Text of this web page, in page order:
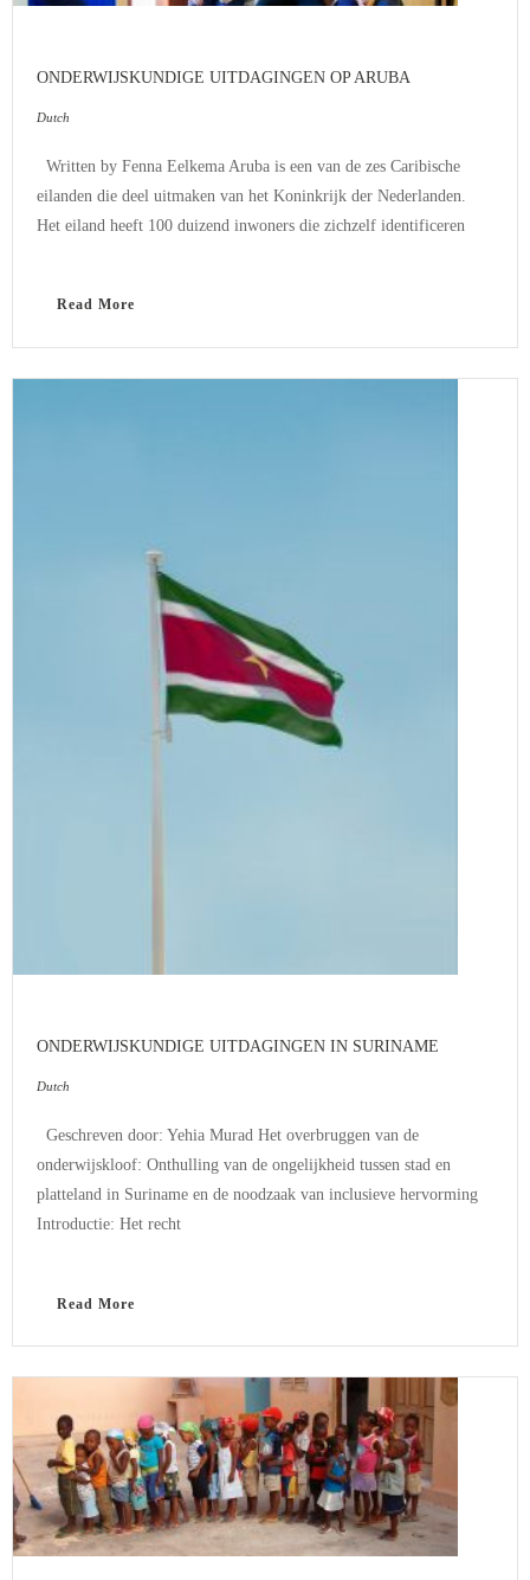
ONDERWIJSKUNDIGE UITDAGINGEN OP ARUBA
Dutch
Written by Fenna Eelkema Aruba is een van de zes Caribische
eilanden die deel uitmaken van het Koninkrijk der Nederlanden.
Het eiland heeft 100 duizend inwoners die zichzelf identificeren
Read More
ONDERWIJSKUNDIGE UITDAGINGEN IN SURINAME
Dutch
Geschreven door: Yehia Murad Het overbruggen van de
onderwijskloof: Onthulling van de ongelijkheid tussen stad en
platteland in Suriname en de noodzaak van inclusieve hervorming
Introductie: Het recht
Read More